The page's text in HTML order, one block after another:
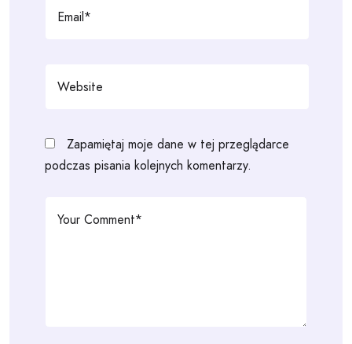
Zapamiętaj moje dane w tej przeglądarce
podczas pisania kolejnych komentarzy.